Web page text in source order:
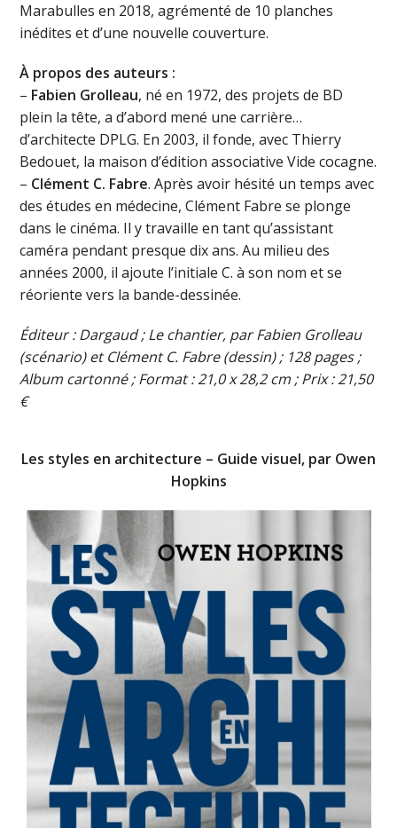
Marabulles en 2018, agrémenté de 10 planches
inédites et d’une nouvelle couverture.
À propos des auteurs :
– Fabien Grolleau, né en 1972, des projets de BD
plein la tête, a d’abord mené une carrière…
d’architecte DPLG. En 2003, il fonde, avec Thierry
Bedouet, la maison d’édition associative Vide cocagne.
– Clément C. Fabre. Après avoir hésité un temps avec
des études en médecine, Clément Fabre se plonge
dans le cinéma. Il y travaille en tant qu’assistant
caméra pendant presque dix ans. Au milieu des
années 2000, il ajoute l’initiale C. à son nom et se
réoriente vers la bande-dessinée.
Éditeur : Dargaud ; Le chantier, par Fabien Grolleau
(scénario) et Clément C. Fabre (dessin) ; 128 pages ;
Album cartonné ; Format : 21,0 x 28,2 cm ; Prix : 21,50
€
Les styles en architecture – Guide visuel, par Owen
Hopkins